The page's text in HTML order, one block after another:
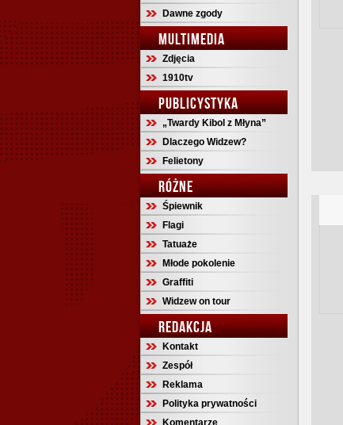
Dawne zgody
MULTIMEDIA
Zdjęcia
1910tv
PUBLICYSTYKA
„Twardy Kibol z Młyna”
Dlaczego Widzew?
Felietony
RÓŻNE
Śpiewnik
Flagi
Tatuaże
Młode pokolenie
Graffiti
Widzew on tour
REDAKCJA
Kontakt
Zespół
Reklama
Polityka prywatności
Komentarze